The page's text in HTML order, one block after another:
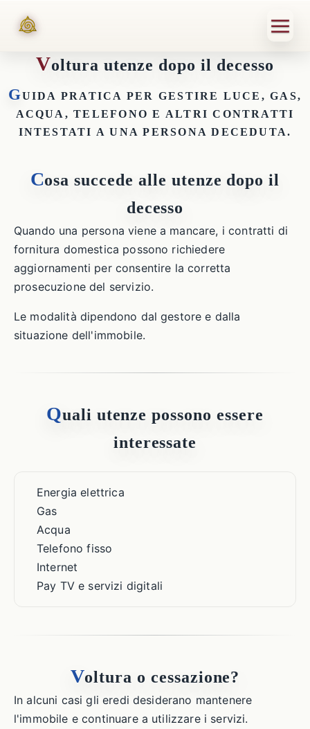
Voltura utenze dopo il decesso
GUIDA PRATICA PER GESTIRE LUCE, GAS,
ACQUA, TELEFONO E ALTRI CONTRATTI
INTESTATI A UNA PERSONA DECEDUTA.
Cosa succede alle utenze dopo il
decesso
Quando una persona viene a mancare, i contratti di
fornitura domestica possono richiedere
aggiornamenti per consentire la corretta
prosecuzione del servizio.
Le modalità dipendono dal gestore e dalla
situazione dell'immobile.
Quali utenze possono essere
interessate
Energia elettrica
Gas
Acqua
Telefono fisso
Internet
Pay TV e servizi digitali
Voltura o cessazione?
In alcuni casi gli eredi desiderano mantenere
l'immobile e continuare a utilizzare i servizi.